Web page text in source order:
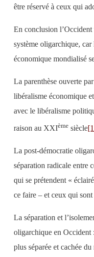
être réservé à ceux qui
En conclusion
système oligarchique,
économique mondialisé
La parenthèse ouverte
libéralisme économique
avec le libéralisme
raison au XXIème siècle
La post-démocratie
séparation radicale entre
qui se prétendent «
ce faire – et ceux qui sont
La séparation et
oligarchique en Occident
plus séparée et cachée